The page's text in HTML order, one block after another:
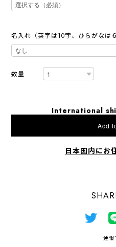
名入れ（英字は10字、ひらがなは
数量
International
Add
日本国内にお
通報